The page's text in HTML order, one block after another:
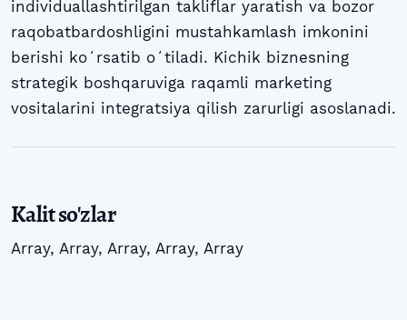
individuallashtirilgan takliflar yaratish va bozor
raqobatbardoshligini mustahkamlash imkonini
berishi koʻrsatib oʻtiladi. Kichik biznesning
strategik boshqaruviga raqamli marketing
vositalarini integratsiya qilish zarurligi asoslanadi.
Kalit so'zlar
Array, Array, Array, Array, Array